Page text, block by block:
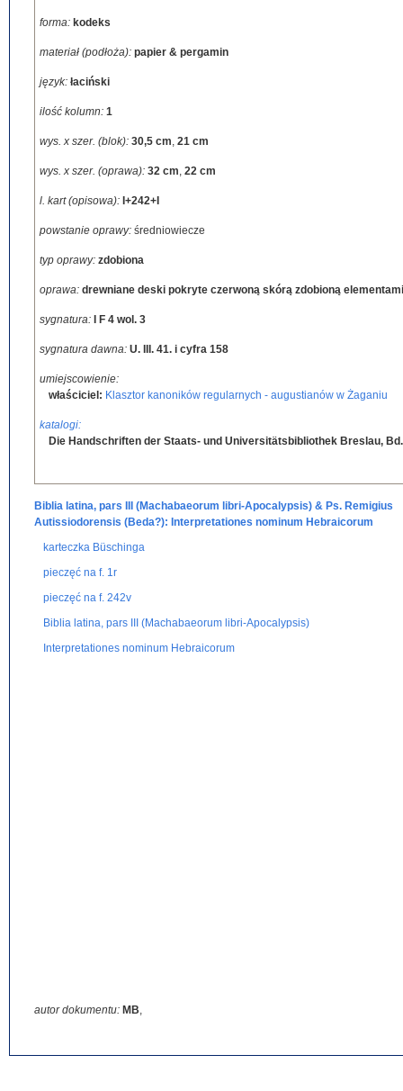
forma: kodeks
materiał (podłoża): papier & pergamin
język: łaciński
ilość kolumn: 1
wys. x szer. (blok): 30,5 cm, 21 cm
wys. x szer. (oprawa): 32 cm, 22 cm
l. kart (opisowa): I+242+I
powstanie oprawy: średniowiecze
typ oprawy: zdobiona
oprawa: drewniane deski pokryte czerwoną skórą zdobioną
sygnatura: I F 4 wol. 3
sygnatura dawna: U. III. 41. i cyfra 158
umiejscowienie:
właściciel: Klasztor kanoników regularnych - augustianów w Żaganiu
katalogi:
Die Handschriften der Staats- und Universitätsbibliothek Breslau,
Biblia latina, pars III (Machabaeorum libri-Apocalypsis) & Ps. Remigius
Autissiodorensis (Beda?): Interpretationes nominum Hebraicorum
karteczka Büschinga
pieczęć na f. 1r
pieczęć na f. 242v
Biblia latina, pars III (Machabaeorum libri-Apocalypsis)
Interpretationes nominum Hebraicorum
autor dokumentu: MB,